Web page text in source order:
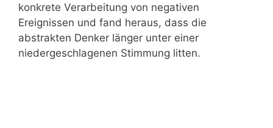
konkrete Verarbeitung von negativen
Ereignissen und fand heraus, dass die
abstrakten Denker länger unter einer
niedergeschlagenen Stimmung litten.